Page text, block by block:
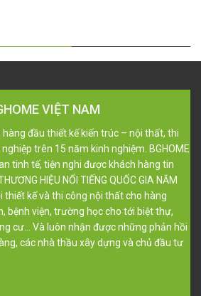
VIỆT NAM
hàng đầu thiết kế kiến trúc – nội thất, thi
trên 15 năm kinh nghiệm. BGHOME
tinh tế, tiện nghi được khách hàng tin
HIỆU NỔI TIẾNG QUỐC GIA NĂM
thiết kế và thi công nội thất cho hàng
bệnh viện, trường học cho tới biệt thự,
cư… Và luôn nhận được những phản hồi
các nhà thầu xây dựng và chủ đầu tư